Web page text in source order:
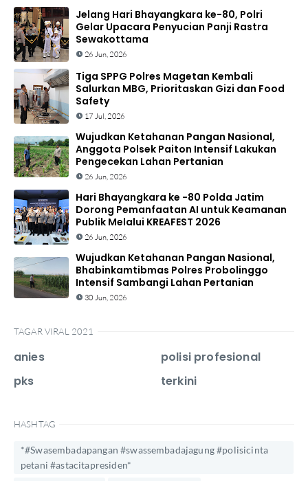
Jelang Hari Bhayangkara ke-80, Polri
Gelar Upacara Penyucian Panji Rastra
Sewakottama
26 Jun, 2026
Tiga SPPG Polres Magetan Kembali
Salurkan MBG, Prioritaskan Gizi dan Food
Safety
17 Jul, 2026
Wujudkan Ketahanan Pangan Nasional,
Anggota Polsek Paiton Intensif Lakukan
Pengecekan Lahan Pertanian
26 Jun, 2026
Hari Bhayangkara ke -80 Polda Jatim
Dorong Pemanfaatan AI untuk Keamanan
Publik Melalui KREAFEST 2026
26 Jun, 2026
Wujudkan Ketahanan Pangan Nasional,
Bhabinkamtibmas Polres Probolinggo
Intensif Sambangi Lahan Pertanian
30 Jun, 2026
TAGAR VIRAL 2021
anies
pks
polisi profesional
terkini
HASHTAG
*#Swasembadapangan #swassembadajagung #polisicinta
petani #astacitapresiden*